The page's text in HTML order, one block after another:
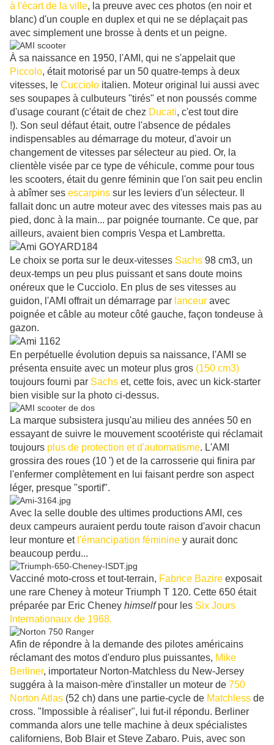
à l'écart de la ville, la preuve avec ces photos (en noir et
blanc) d'un couple en duplex et qui ne se déplaçait pas
avec simplement une brosse à dents et un peigne.
À sa naissance en 1950, l'AMI, qui ne s'appelait que
Piccolo, était motorisé par un 50 quatre-temps à deux
vitesses, le Cucciolo italien. Moteur original lui aussi avec
ses soupapes à culbuteurs "tirés" et non poussés comme
d'usage courant (c'était de chez Ducati, c'est tout dire
!). Son seul défaut était, outre l'absence de pédales
indispensables au démarrage du moteur, d'avoir un
changement de vitesses par sélecteur au pied. Or, la
clientèle visée par ce type de véhicule, comme pour tous
les scooters, était du genre féminin que l'on sait peu enclin
à abîmer ses escarpins sur les leviers d'un sélecteur. Il
fallait donc un autre moteur avec des vitesses mais pas au
pied, donc à la main... par poignée tournante. Ce que, par
ailleurs, avaient bien compris Vespa et Lambretta.
Le choix se porta sur le deux-vitesses Sachs 98 cm3, un
deux-temps un peu plus puissant et sans doute moins
onéreux que le Cucciolo. En plus de ses vitesses au
guidon, l'AMI offrait un démarrage par lanceur avec
poignée et câble au moteur côté gauche, façon tondeuse à
gazon.
En perpétuelle évolution depuis sa naissance, l'AMI se
présenta ensuite avec un moteur plus gros (150 cm3)
toujours fourni par Sachs et, cette fois, avec un kick-starter
bien visible sur la photo ci-dessus.
La marque subsistera jusqu'au milieu des années 50 en
essayant de suivre le mouvement scootériste qui réclamait
toujours plus de protection et d'automatisme. L'AMI
grossira des roues (10 ') et de la carrosserie qui finira par
l'enfermer complètement en lui faisant perdre son aspect
léger, presque "sportif".
Avec la selle double des ultimes productions AMI, ces
deux campeurs auraient perdu toute raison d'avoir chacun
leur monture et l'émancipation féminine y aurait donc
beaucoup perdu...
Vacciné moto-cross et tout-terrain, Fabrice Bazire exposait
une rare Cheney à moteur Triumph T 120. Cette 650 était
préparée par Eric Cheney himselfpour les Six Jours
Internationaux de 1968.
Afin de répondre à la demande des pilotes américains
réclamant des motos d'enduro plus puissantes, Mike
Berliner, importateur Norton-Matchless du New-Jersey
suggéra à la maison-mère d'installer un moteur de 750
Norton Atlas (52 ch) dans une partie-cycle de Matchless de
cross. "Impossible à réaliser", lui fut-il répondu. Berliner
commanda alors une telle machine à deux spécialistes
californiens, Bob Blair et Steve Zabaro. Puis, avec son